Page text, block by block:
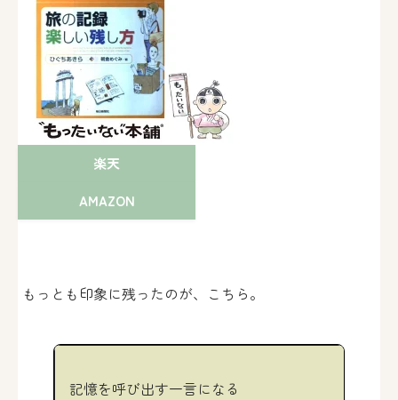
楽天
AMAZON
もっとも印象に残ったのが、こちら。
記憶を呼び出す一言になる